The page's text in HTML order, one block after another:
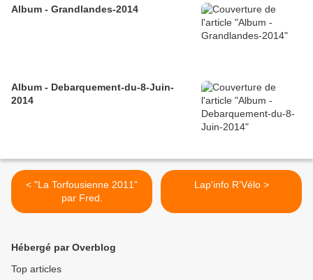
Album - Grandlandes-2014
Album - Debarquement-du-8-Juin-
2014
< "La Torfousienne 2011"
par Fred.
Lap'info R’Vélo >
Hébergé par Overblog
Top articles